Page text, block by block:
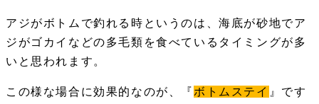
アジがボトムで釣れる時というのは、海底が砂地でア
ジがゴカイなどの多毛類を食べているタイミングが多
いと思われます。
この様な場合に効果的なのが、『 ボトムステイ 』です